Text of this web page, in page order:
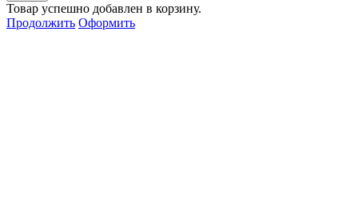
Товар успешно добавлен в корзину.
Продолжить Оформить